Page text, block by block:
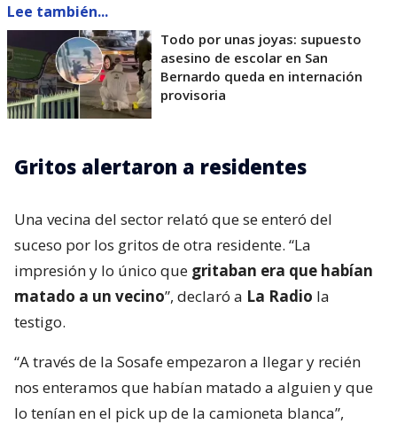
Lee también...
Todo por unas joyas: supuesto
asesino de escolar en San
Bernardo queda en internación
provisoria
Gritos alertaron a residentes
Una vecina del sector relató que se enteró del
suceso por los gritos de otra residente. “La
impresión y lo único que gritaban era que habían
matado a un vecino”, declaró a La Radio la
testigo.
“A través de la Sosafe empezaron a llegar y recién
nos enteramos que habían matado a alguien y que
lo tenían en el pick up de la camioneta blanca”,